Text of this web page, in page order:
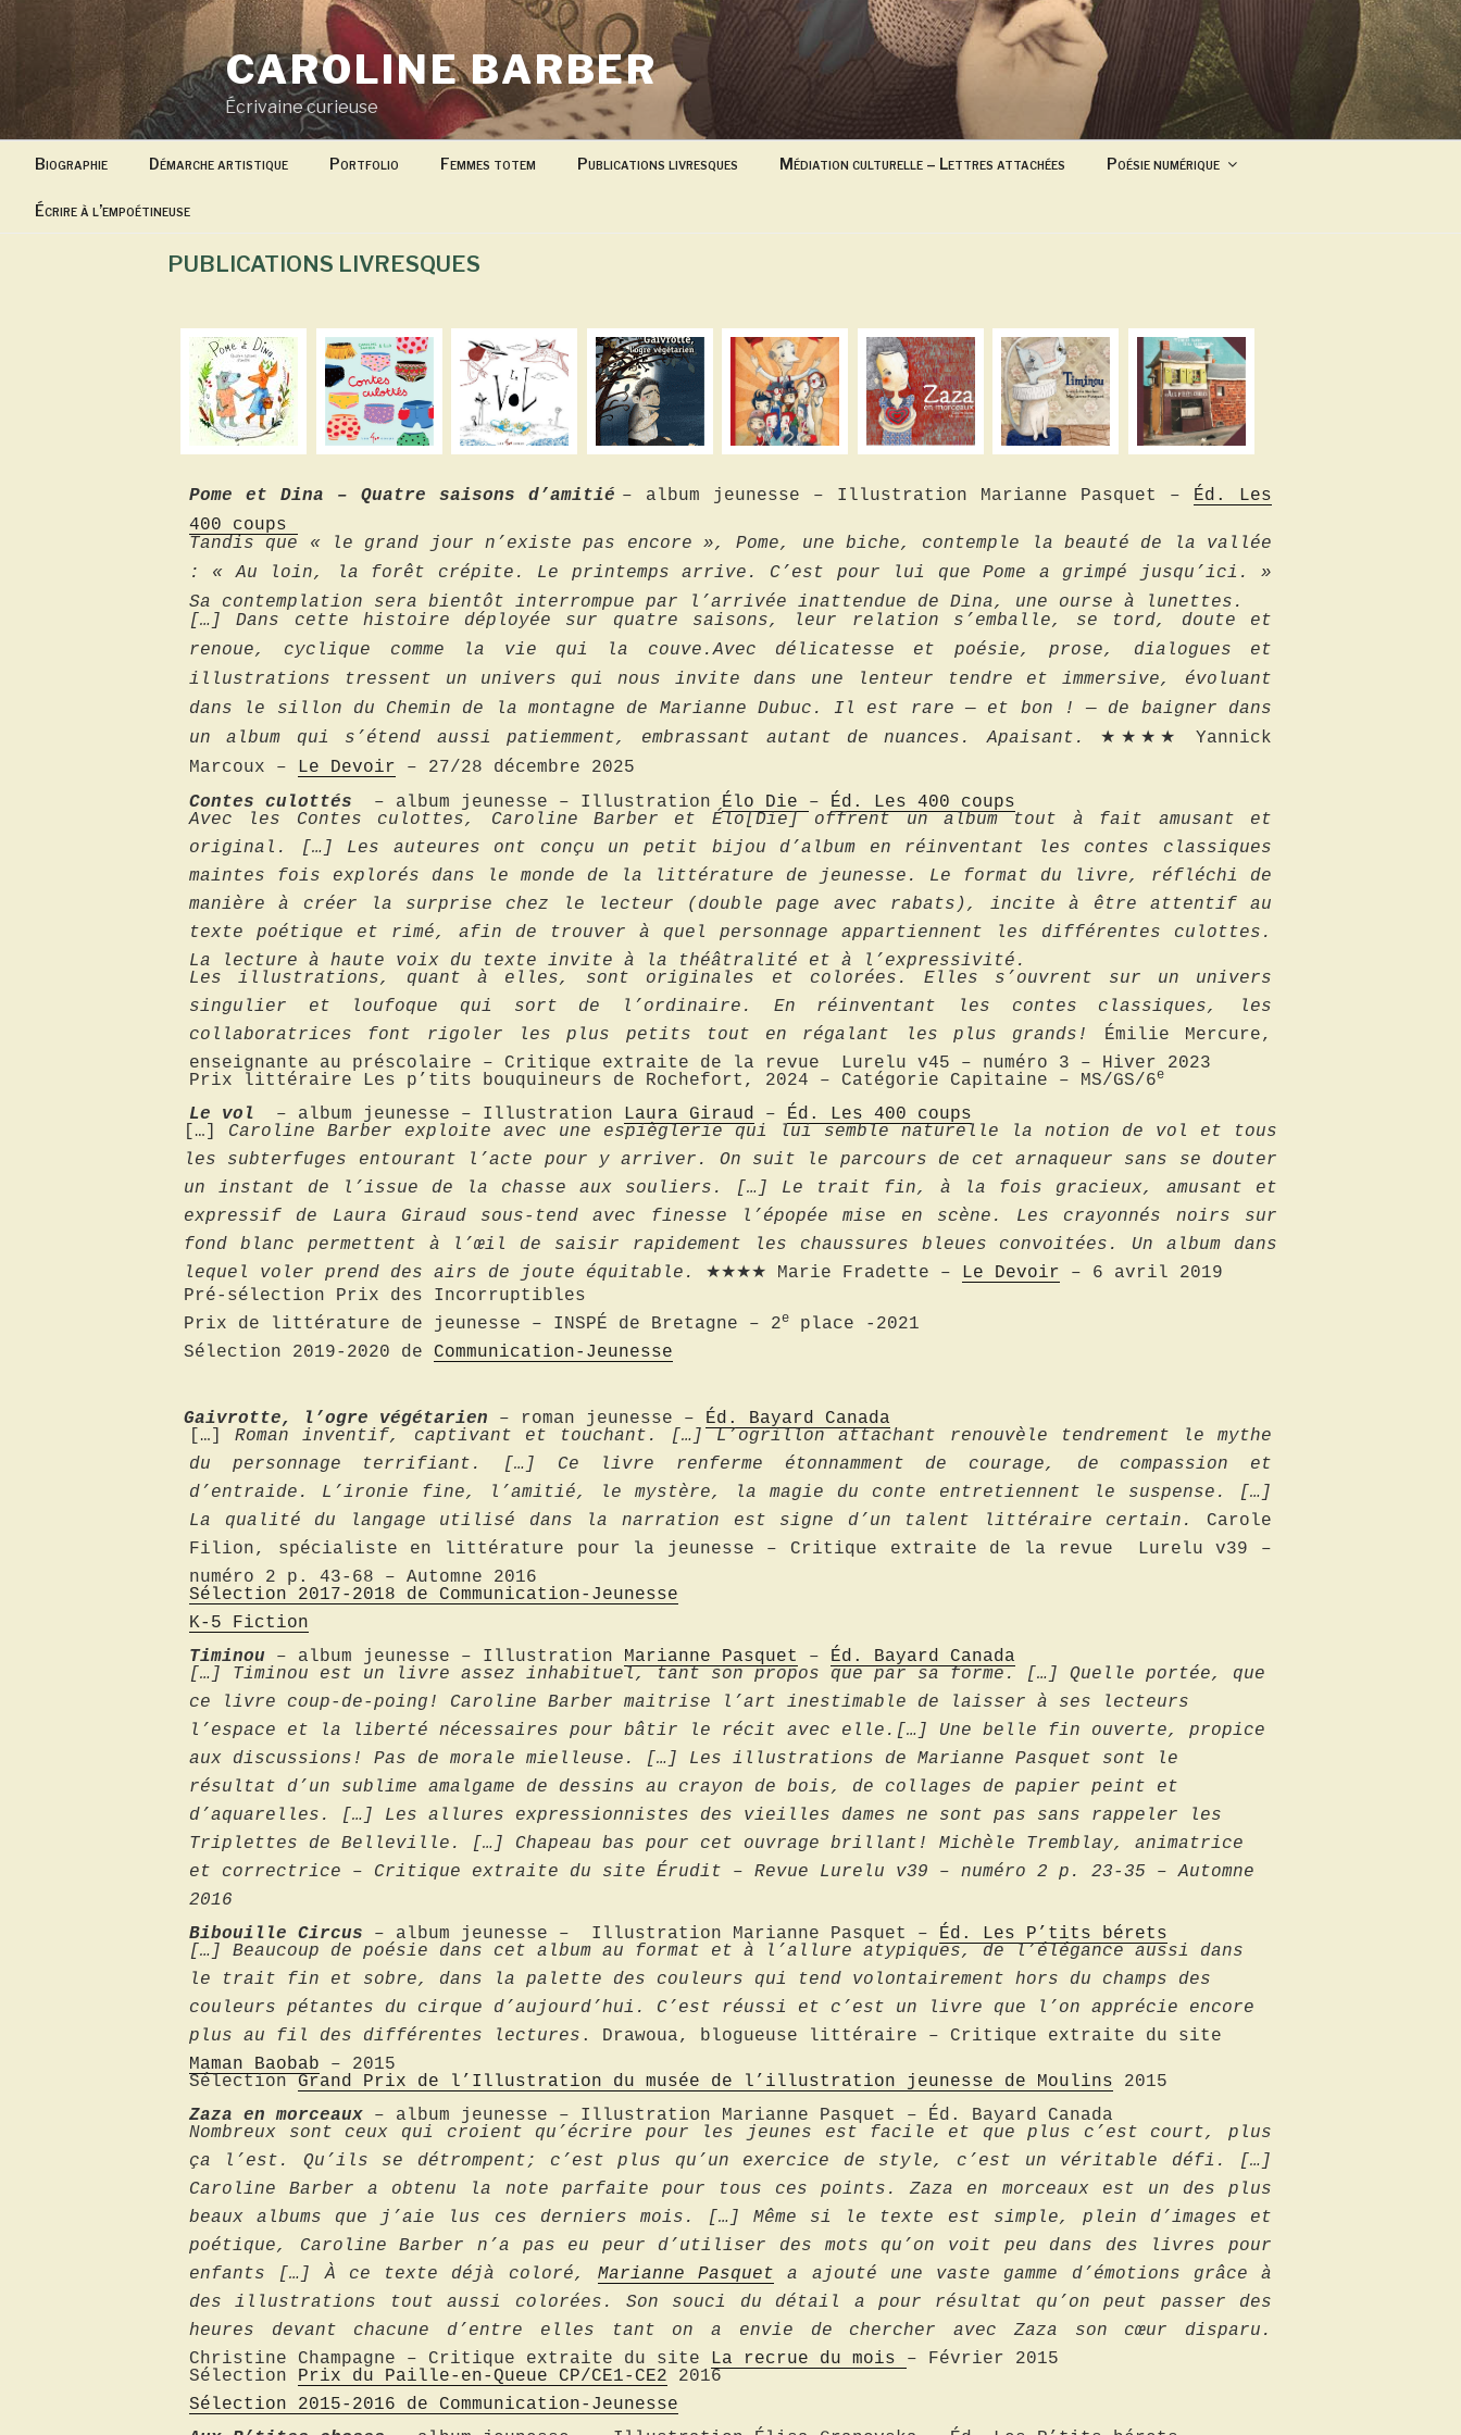
Aller
principal
CAROLINE BARBER
Écrivaine curieuse
Biographie Démarche artistique Portfolio Femmes totem Publications livresques Médiation culturelle – Lettres attachées Poésie numérique
Écrire à l’empoétineuse
PUBLICATIONS LIVRESQUES
Pome et Dina – Quatre saisons d’amitié – album jeunesse – Illustration Marianne Pasquet –
Éd. Les
400 coups
Tandis que « le grand jour n’existe pas encore », Pome, une biche, contemple la beauté de la vallée
: « Au loin, la forêt crépite. Le printemps arrive. C’est pour lui que Pome a grimpé jusqu’ici. »
Sa contemplation sera bientôt interrompue par l’arrivée inattendue de Dina, une ourse à lunettes.
[…] Dans cette histoire déployée sur quatre saisons, leur relation s’emballe, se tord, doute et
renoue, cyclique comme la vie qui la couve.Avec délicatesse et poésie, prose, dialogues et
illustrations tressent un univers qui nous invite dans une lenteur tendre et immersive, évoluant
dans le sillon du Chemin de la montagne de Marianne Dubuc. Il est rare — et bon ! — de baigner dans
un album qui s’étend aussi patiemment, embrassant autant de nuances. Apaisant.
★★★★ Yannick
Marcoux –
Le Devoir – 27/28 décembre 2025
Contes culottés – album jeunesse – Illustration Élo Die –
Éd. Les 400 coups
Avec les Contes culottes, Caroline Barber et Élo[Die] offrent un album tout à fait amusant et
original. […] Les auteures ont conçu un petit bijou d’album en réinventant les contes classiques
maintes fois explorés dans le monde de la littérature de jeunesse. Le format du livre, réfléchi de
manière à créer la surprise chez le lecteur (double page avec rabats), incite à être attentif au
texte poétique et rimé, afin de trouver à quel personnage appartiennent les différentes culottes.
La lecture à haute voix du texte invite à la théâtralité et à l’expressivité.
Les illustrations, quant à elles, sont originales et colorées. Elles s’ouvrent sur un univers
singulier et loufoque qui sort de l’ordinaire. En réinventant les contes classiques, les
collaboratrices font rigoler les plus petits tout en régalant les plus grands!
Émilie Mercure,
enseignante au préscolaire – Critique extraite de la revue Lurelu v45 – numéro 3 – Hiver 2023
Prix littéraire
Les p’tits bouquineurs de Rochefort , 2024 – Catégorie Capitaine – MS/GS/6e
Le vol – album jeunesse – Illustration Laura Giraud –
Éd. Les 400 coups
[…] Caroline Barber exploite avec une espièglerie qui lui semble naturelle la notion de vol et tous
les subterfuges entourant l’acte pour y arriver. On suit le parcours de cet arnaqueur sans se douter
un instant de l’issue de la chasse aux souliers. […] Le trait fin, à la fois gracieux, amusant et
expressif de Laura Giraud sous-tend avec finesse l’épopée mise en scène. Les crayonnés noirs sur
fond blanc permettent à l’œil de saisir rapidement les chaussures bleues convoitées. Un album dans
lequel voler prend des airs de joute équitable. ★★★★ Marie Fradette – Le Devoir – 6 avril 2019
Pré-sélection Prix des Incorruptibles
Prix de littérature de jeunesse – INSPÉ de Bretagne – 2e
place -2021
Sélection 2019-2020 de Communication-Jeunesse
Gaivrotte, l’ogre végétarien – roman jeunesse –
Éd. Bayard Canada
[…]Roman inventif, captivant et touchant. […] L’ogrillon attachant renouvèle tendrement le mythe
du personnage terrifiant. […] Ce livre renferme étonnamment de courage, de compassion et
d’entraide. L’ironie fine, l’amitié, le mystère, la magie du conte entretiennent le suspense. […]
La qualité du langage utilisé dans la narration est signe d’un talent littéraire certain. Carole
Filion, spécialiste en littérature pour la jeunesse – Critique extraite de la revue Lurelu v39 –
numéro 2 p. 43-68 – Automne 2016
Sélection 2017-2018 de Communication-Jeunesse
K-5 Fiction
Timinou
– album jeunesse – Illustration Marianne Pasquet –
Éd. Bayard Canada
[…] Timinou est un livre assez inhabituel, tant son propos que par sa forme. […] Quelle portée, que
ce livre coup-de-poing! Caroline Barber maitrise l’art inestimable de laisser à ses lecteurs
l’espace et la liberté nécessaires pour bâtir le récit avec elle.[…] Une belle fin ouverte, propice
aux discussions! Pas de morale mielleuse. […] Les illustrations de Marianne Pasquet sont le
résultat d’un sublime amalgame de dessins au crayon de bois, de collages de papier peint et
d’aquarelles. […] Les allures expressionnistes des vieilles dames ne sont pas sans rappeler les
Triplettes de Belleville. […] Chapeau bas pour cet ouvrage brillant! Michèle Tremblay, animatrice
et correctrice – Critique extraite du site Érudit – Revue Lurelu v39 – numéro 2 p. 23-35 – Automne
2016
Bibouille Circus
– album jeunesse – Illustration Marianne Pasquet –
Éd. Les P’tits bérets
[…] Beaucoup de poésie dans cet album au format et à l’allure atypiques, de l’élégance aussi dans
le trait fin et sobre, dans la palette des couleurs qui tend volontairement hors du champs des
couleurs pétantes du cirque d’aujourd’hui. C’est réussi et c’est un livre que l’on apprécie encore
plus au fil des différentes lectures . Drawoua, blogueuse littéraire – Critique extraite du site
Maman Baobab – 2015
Sélection Grand Prix de l’Illustration du musée de l’illustration jeunesse de Moulins 2015
Zaza en morceaux – album jeunesse – Illustration Marianne Pasquet – Éd. Bayard Canada
Nombreux sont ceux qui croient qu’écrire pour les jeunes est facile et que plus c’est court, plus
ça l’est. Qu’ils se détrompent; c’est plus qu’un exercice de style, c’est un véritable défi. […]
Caroline Barber a obtenu la note parfaite pour tous ces points. Zaza en morceaux est un des plus
beaux albums que j’aie lus ces derniers mois. […] Même si le texte est simple, plein d’images et
poétique, Caroline Barber n’a pas eu peur d’utiliser des mots qu’on voit peu dans des livres pour
enfants […] À ce texte déjà coloré, Marianne Pasquet a ajouté une vaste gamme d’émotions grâce à
des illustrations tout aussi colorées. Son souci du détail a pour résultat qu’on peut passer des
heures devant chacune d’entre elles tant on a envie de chercher avec Zaza son cœur disparu.
Christine Champagne – Critique extraite du site
La recrue du mois – Février 2015
Sélection
Prix du Paille-en-Queue CP/CE1-CE2 2016
Sélection 2015-2016 de Communication-Jeunesse